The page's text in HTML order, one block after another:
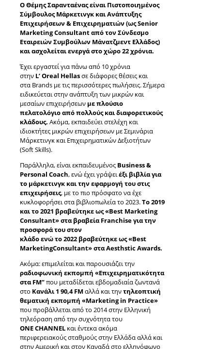
Ο Θέμης Σαρανταένας είναι Πιστοποιημένος
Σύμβουλος Μάρκετινγκ και Ανάπτυξης
Επιχειρήσεων & Επιχειρηματιών (ως Senior
Marketing Consultant από τον Σύνδεσμο
Εταιρειών Συμβούλων Μάνατζμεντ Ελλάδος)
και ασχολείται ενεργά στο χώρο 22 χρόνια.
Έχει εργαστεί για πάνω από 10 χρόνια
στην L’ Oreal Hellasσε διάφορες θέσεις και
στα Brands με τις περισσότερες πωλήσεις. Σήμερα
ειδικεύεται στην ανάπτυξη των μικρών και
μεσαίων επιχειρήσεων με πλούσιο
πελατολόγιο από πολλούς και διαφορετικούς
κλάδους. Ακόμα, εκπαιδεύει στελέχη και
ιδιοκτήτες μικρών επιχειρήσεων με Σεμινάρια
Μάρκετινγκ και Επιχειρηματικών Δεξιοτήτων
(Soft Skills).
Παράλληλα, είναι εκπαιδευμένος Business &
Personal Coach, ενώ έχει γράψειέξι βιβλία για
το μάρκετινγκ και την εφαρμογή του στις
επιχειρήσεις, με το πιο πρόσφατο να έχε
κυκλοφορήσει στα βιβλιοπωλεία το 2023.Το 2019
και το 2021 βραβεύτηκε ως «Best Marketing
Consultant» στα βραβεία Franchise για την
προσφορά του στον
κλάδο ενώ το 2022 βραβεύτηκε ως «Best
MarketingConsultant» στα Aesthstic Awards.
Ακόμα: επιμελείται και παρουσιάζει την
ραδιοφωνική εκπομπή «Επιχειρηματικότητα
στα FM”που μεταδίδεται εβδομαδιαία ζωντανά
στο Κανάλι 1 90,4 FMαλλά και τηντηλεοπτική
θεματική εκπομπή «Marketing in Practice»
που προβάλλεται από το 2014 στην Ελληνική
τηλεόραση από την συχνότητα του
ΟΝΕ CHANNEL και έντεκα ακόμα
περιφερειακούς σταθμούς στην Ελλάδα αλλά και
στην Αμερική και στον Καναδά στο ελληνόφωνο